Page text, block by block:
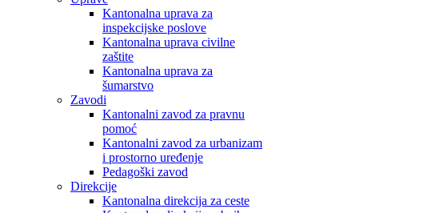
Kantonalna uprava za
inspekcijske poslove
Kantonalna uprava civilne
zaštite
Kantonalna uprava za
šumarstvo
Zavodi
Kantonalni zavod za pravnu
pomoć
Kantonalni zavod za urbanizam
i prostorno uređenje
Pedagoški zavod
Direkcije
Kantonalna direkcija za ceste